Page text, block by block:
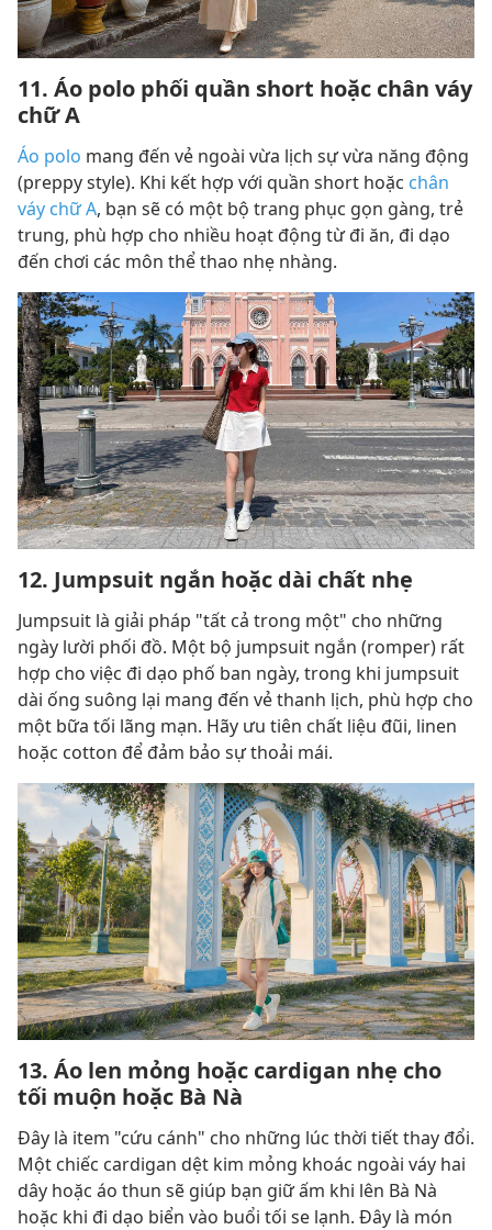
11. Áo polo phối quần short hoặc chân váy
chữ A
Áo polo mang đến vẻ ngoài vừa lịch sự vừa năng động
(preppy style). Khi kết hợp với quần short hoặc chân
váy chữ A, bạn sẽ có một bộ trang phục gọn gàng, trẻ
trung, phù hợp cho nhiều hoạt động từ đi ăn, đi dạo
đến chơi các môn thể thao nhẹ nhàng.
12. Jumpsuit ngắn hoặc dài chất nhẹ
Jumpsuit là giải pháp "tất cả trong một" cho những
ngày lười phối đồ. Một bộ jumpsuit ngắn (romper) rất
hợp cho việc đi dạo phố ban ngày, trong khi jumpsuit
dài ống suông lại mang đến vẻ thanh lịch, phù hợp cho
một bữa tối lãng mạn. Hãy ưu tiên chất liệu đũi, linen
hoặc cotton để đảm bảo sự thoải mái.
13. Áo len mỏng hoặc cardigan nhẹ cho
tối muộn hoặc Bà Nà
Đây là item "cứu cánh" cho những lúc thời tiết thay đổi.
Một chiếc cardigan dệt kim mỏng khoác ngoài váy hai
dây hoặc áo thun sẽ giúp bạn giữ ấm khi lên Bà Nà
hoặc khi đi dạo biển vào buổi tối se lạnh. Đây là món